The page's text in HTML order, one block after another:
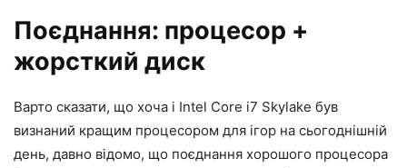
Поєднання: процесор +
жорсткий диск
Варто сказати, що хоча і Intel Core i7 Skylake був
визнаний кращим процесором для ігор на сьогоднішній
день, давно відомо, що поєднання хорошого процесора